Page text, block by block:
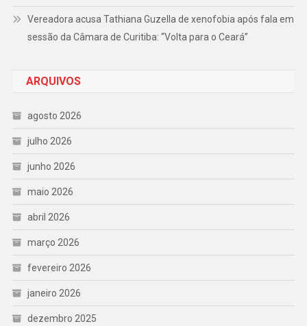
Vereadora acusa Tathiana Guzella de xenofobia após fala em
sessão da Câmara de Curitiba: “Volta para o Ceará”
ARQUIVOS
agosto 2026
julho 2026
junho 2026
maio 2026
abril 2026
março 2026
fevereiro 2026
janeiro 2026
dezembro 2025